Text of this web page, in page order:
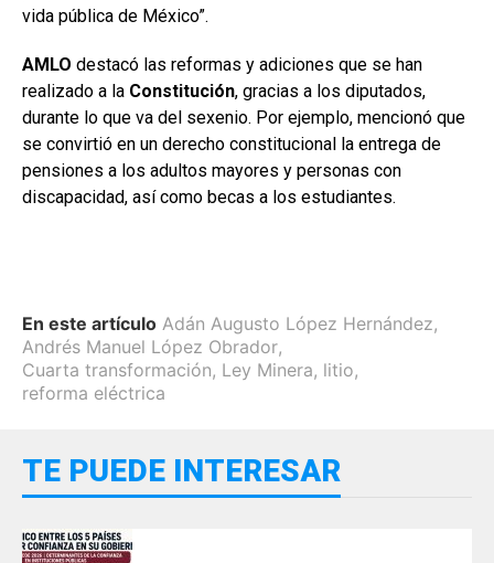
vida pública de México”.
AMLO destacó las reformas y adiciones que se han
realizado a la Constitución, gracias a los diputados,
durante lo que va del sexenio. Por ejemplo, mencionó que
se convirtió en un derecho constitucional la entrega de
pensiones a los adultos mayores y personas con
discapacidad, así como becas a los estudiantes.
En este artículo Adán Augusto López Hernández,
Andrés Manuel López Obrador,
Cuarta transformación, Ley Minera, litio,
reforma eléctrica
TE PUEDE INTERESAR